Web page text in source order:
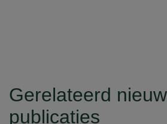
Gerelateerd
publicaties